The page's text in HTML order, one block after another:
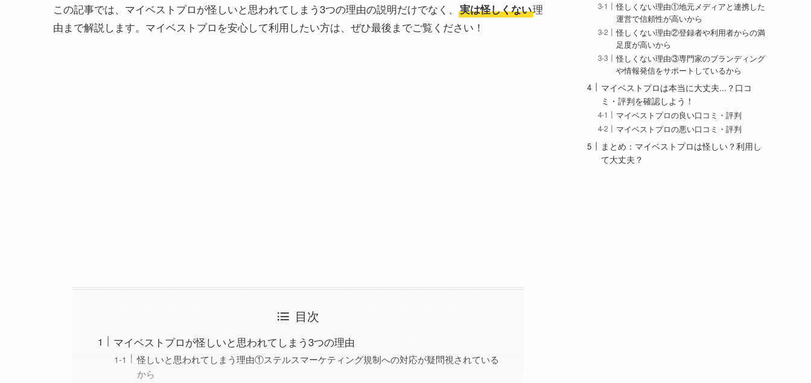
この記事では、マイベストプロが怪しいと思われてしまう3つの理由の説明だけでなく、 実は怪しくない理
由まで解説します。マイベストプロを安心して利用したい方は、ぜひ最後までご覧ください！
目次
マイベストプロが怪しいと思われてしまう3つの理由
怪しいと思われてしまう理由①ステルスマーケティング規制への対応が疑問視されている
から
怪しくない理由①地元メディアと連携した
運営で信頼性が高いから
怪しくない理由②登録者や利用者からの満
足度が高いから
怪しくない理由③専門家のブランディング
や情報発信をサポートしているから
マイベストプロは本当に大丈夫...？口コ
ミ・評判を確認しよう！
マイベストプロの良い口コミ・評判
マイベストプロの悪い口コミ・評判
まとめ：マイベストプロは怪しい？利用し
て大丈夫？